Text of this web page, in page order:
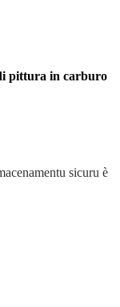
pittura in carburo
sicuru è